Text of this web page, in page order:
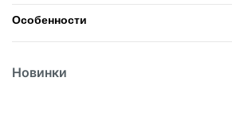
Особенности
Вид
Новинки